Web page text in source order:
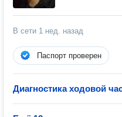
В сети 1 нед. назад
Паспорт проверен
Диагностика ходовой